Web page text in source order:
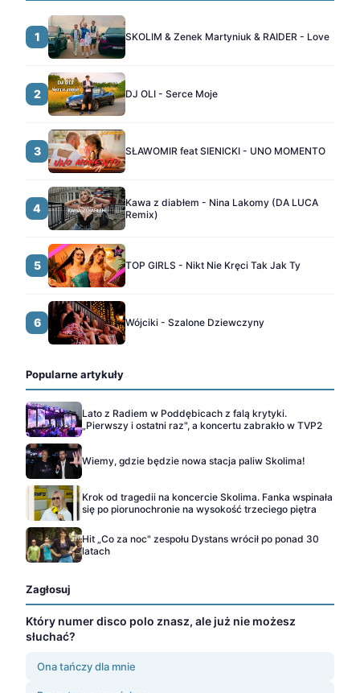
1 SKOLIM & Zenek Martyniuk & RAIDER - Love
2 DJ OLI - Serce Moje
3 SŁAWOMIR feat SIENICKI - UNO MOMENTO
4
Kawa z diabłem - Nina Lakomy (DA LUCA
Remix)
5 TOP GIRLS - Nikt Nie Kręci Tak Jak Ty
6 Wójciki - Szalone Dziewczyny
Popularne artykuły
Lato z Radiem w Poddębicach z falą krytyki.
„Pierwszy i ostatni raz", a koncertu zabrakło w TVP2
Wiemy, gdzie będzie nowa stacja paliw Skolima!
Krok od tragedii na koncercie Skolima. Fanka wspinała
się po piorunochronie na wysokość trzeciego piętra
Hit „Co za noc" zespołu Dystans wrócił po ponad 30
latach
Zagłosuj
Który numer disco polo znasz, ale już nie możesz
słuchać?
Ona tańczy dla mnie